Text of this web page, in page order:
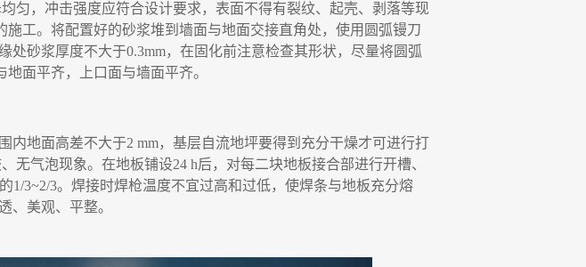
匀，冲击强度应符合设计要求 ， 表面不得有裂纹、起壳、剥落等现
施工。将配置好的砂浆堆到墙面与地面交接直角处，使用圆弧镘刀
处砂浆厚度不大于0.3mm， 在固化前注意检查其形状， 尽量将圆弧
地面平齐 ，
上口面与墙面平齐。
内地面高差不大于2 mm， 基层自流地坪要得到充分干燥才可进行打
无气泡现象。在地板铺设24 h后， 对每二块地板接合部进行开槽、
1/3~2/3。焊接时焊枪温度不宜过高和过低， 使焊条与地板充分熔
、美观、平整。